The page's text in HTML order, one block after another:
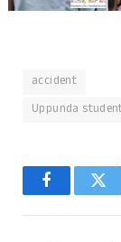
accident
Uppunda
Facebook